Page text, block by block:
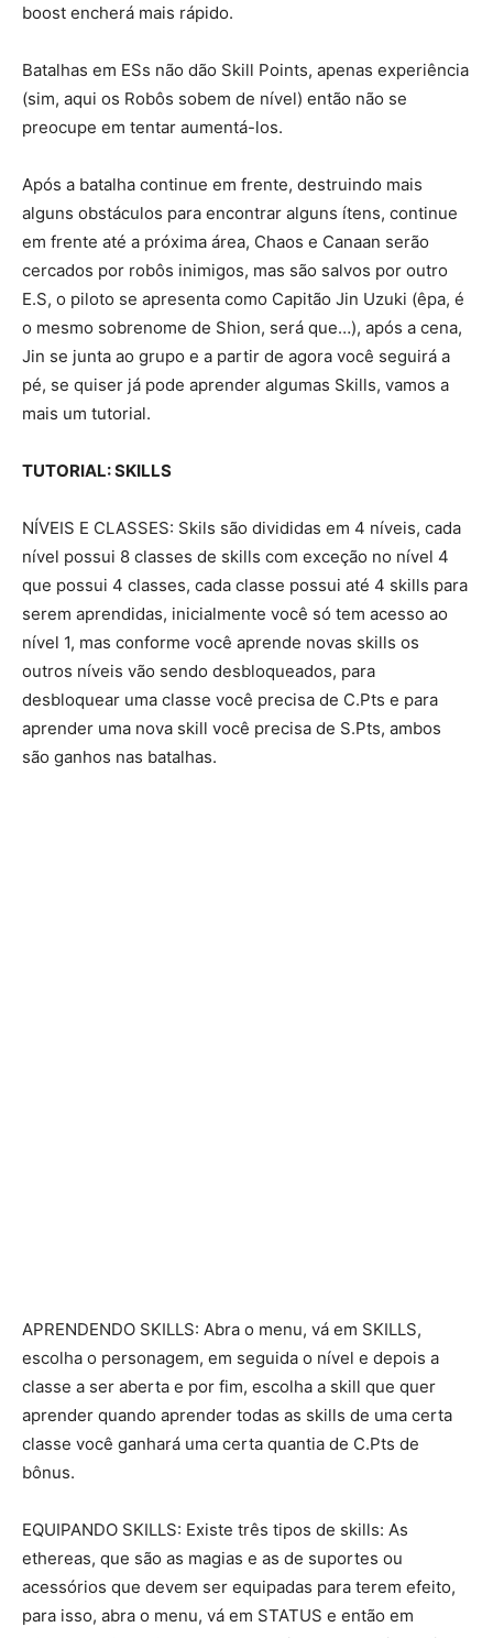
boost encherá mais rápido.
Batalhas em ESs não dão Skill Points, apenas experiência
(sim, aqui os Robôs sobem de nível) então não se
preocupe em tentar aumentá-los.
Após a batalha continue em frente, destruindo mais
alguns obstáculos para encontrar alguns ítens, continue
em frente até a próxima área, Chaos e Canaan serão
cercados por robôs inimigos, mas são salvos por outro
E.S, o piloto se apresenta como Capitão Jin Uzuki (êpa, é
o mesmo sobrenome de Shion, será que…), após a cena,
Jin se junta ao grupo e a partir de agora você seguirá a
pé, se quiser já pode aprender algumas Skills, vamos a
mais um tutorial.
TUTORIAL: SKILLS
NÍVEIS E CLASSES: Skils são divididas em 4 níveis, cada
nível possui 8 classes de skills com exceção no nível 4
que possui 4 classes, cada classe possui até 4 skills para
serem aprendidas, inicialmente você só tem acesso ao
nível 1, mas conforme você aprende novas skills os
outros níveis vão sendo desbloqueados, para
desbloquear uma classe você precisa de C.Pts e para
aprender uma nova skill você precisa de S.Pts, ambos
são ganhos nas batalhas.
APRENDENDO SKILLS: Abra o menu, vá em SKILLS,
escolha o personagem, em seguida o nível e depois a
classe a ser aberta e por fim, escolha a skill que quer
aprender quando aprender todas as skills de uma certa
classe você ganhará uma certa quantia de C.Pts de
bônus.
EQUIPANDO SKILLS: Existe três tipos de skills: As
ethereas, que são as magias e as de suportes ou
acessórios que devem ser equipadas para terem efeito,
para isso, abra o menu, vá em STATUS e então em